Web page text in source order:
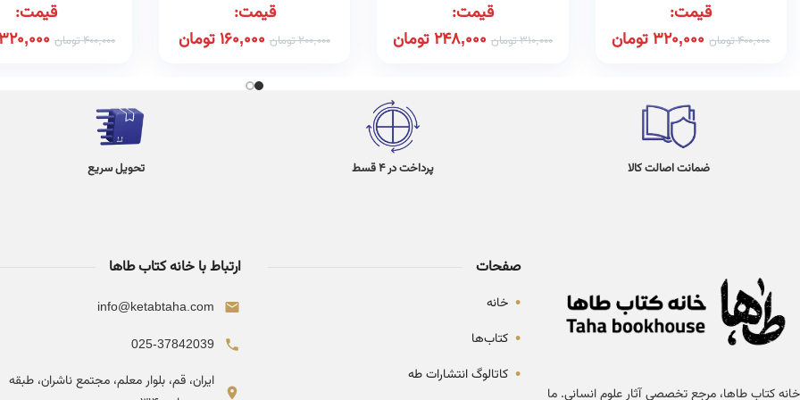
قیمت:
400,000تومان 320,000تومان
قیمت:
310,000تومان 248,000تومان
قیمت:
200,000تومان 160,000تومان
قیمت:
400,000تومان
ضمانت اصالت کالا پرداخت در 4 قسط تحویل سریع
خانه کتاب طاها، مرجع تخصصی آثار علوم انسانی. ما
صفحات
• خانه
• کتاب‌ها
• کاتالوگ انتشارات طه
ارتباط با خانه کتاب طاها
info@ketabtaha.com
025-37842039
ایران، قم، بلوار معلم، مجتمع ناشران، طبقه